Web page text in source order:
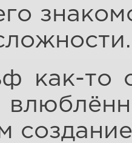
как-то